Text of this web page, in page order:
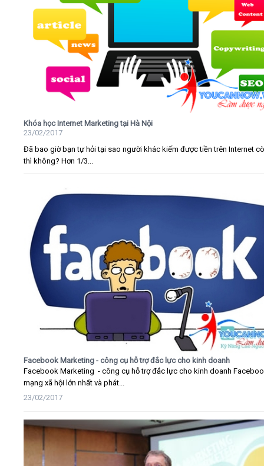
Khóa học Internet Marketing tại Hà Nội
23/02/2017
Đã bao giờ bạn tự hỏi tại sao người khác kiếm được tiền trên Internet
thì không? Hơn 1/3...
Facebook Marketing - công cụ hỗ trợ đắc lực cho kinh doanh
Facebook Marketing - công cụ hỗ trợ đắc lực cho kinh doanh
mạng xã hội lớn nhất và phát...
23/02/2017